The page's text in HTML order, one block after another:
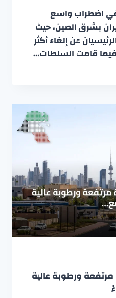
اضطراب واسع
بشرق الصين، حيث
عن إلغاء أكثر
ورطوبة عالية